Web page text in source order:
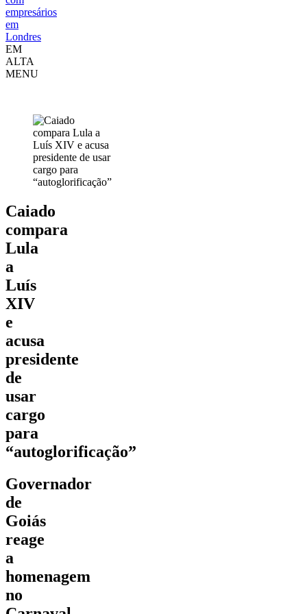
empresários
em
Londres
EM
ALTA
MENU
Caiado
compara
Lula
a
Luís
XIV
e
acusa
presidente
de
usar
cargo
para
“autoglorificação”
Governador
de
Goiás
reage
a
homenagem
no